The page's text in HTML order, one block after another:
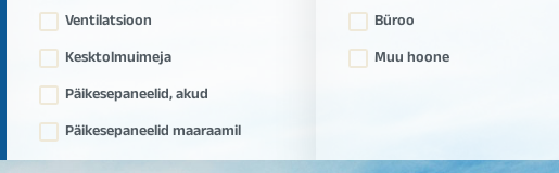
Ventilatsioon
Kesktolmuimeja
Päikesepaneelid, akud
Päikesepaneelid maaraamil
Büroo
Muu hoone